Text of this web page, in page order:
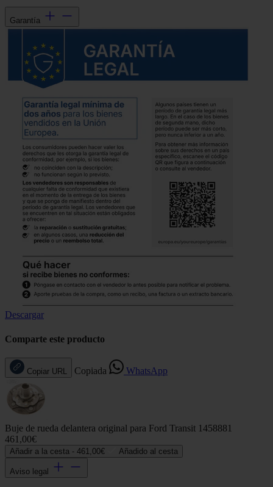
Garantía
Descargar
Comparte este producto
Copiar URL Copiada WhatsApp
Buje de rueda delantera original para Ford Transit 1458881
461,00€
Añadir a la cesta - 461,00€ Añadido al cesta
Aviso legal